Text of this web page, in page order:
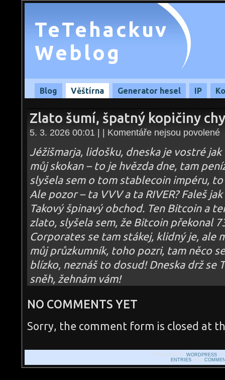
TeTehackuv
Weblog
Blog Věštírna Generator hesel IP
Zlato šumí, špatný kopičiny
5. 3. 2026 00:01 | | Komentáře nejsou povolené
–
Jéžišmarja, lidošku, dneska je vostré
můj skokan – to je hvězda dne, tam
slyšela sem o tom stablecoin impéru,
Ale pozor – ta VVV a ta RIVER? Faleš
Takový špinavý obchod. Ten Bitcoin a
zlato, slyšela sem, že Bitcoin překonal
Corporates se tam stákej, klidný je, ale
můj průzkumník, toho pozri, tam něco
blízko, neznáš to dosud! Dneska drž se
sněh, žehnám vám!
NO COMMENTS YET
Sorry, the comment form is closed at
POWERED BY WORDPRESS
ENTRIESAND